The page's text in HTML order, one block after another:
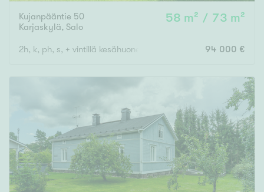
Kujanpääntie 50
Karjaskylä, Salo
58 m² / 73 m²
2h, k, ph, s, + vintillä kesähuone + 23 m2:n huone94 000 €